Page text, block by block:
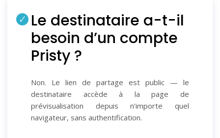
Le destinataire a-t-il
besoin d’un compte
Pristy ?
Non. Le lien de partage est public — le
destinataire accède à la page de
prévisualisation depuis n’importe quel
navigateur, sans authentification.